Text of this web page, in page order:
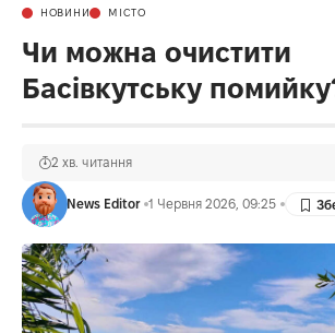
НОВИНИ МІСТО
Чи можна очистити
Басівкутську
News Editor 1 Червня 2026, 09:25
2 хв. читання